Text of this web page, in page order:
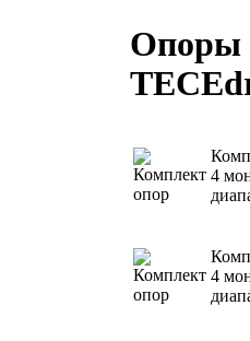
Опоры
4
4